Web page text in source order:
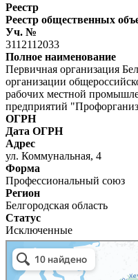
Реестр
Реестр общественных
Уч. №
3112112033
Полное наименование
Первичная организация
организации
рабочих местной
предприятий
ОГРН
Дата ОГРН
Адрес
ул. Коммунальная, 4
Форма
Профессиональный союз
Регион
Белгородская область
Статус
Исключенные